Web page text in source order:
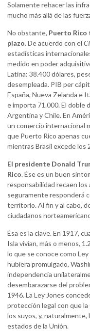
Solamente rehacer las
mucho más allá de las
No obstante, Puerto Rico
plazo. De acuerdo con el
estadísticas
medido en poder
Latina: 38.400 dólares,
desempleada. PIB per
España, Nueva Zelanda e
e importa 71.000. El doble
Argentina y Chile. En
un comercio internacional
que Puerto Rico apenas
mientras Brasil excede los
El presidente Donald
Rico. Ése es un buen
responsabilidad recaen
seguramente responderá
territorio. Al fin y al cabo,
ciudadanos
Ésa es la clave. En 1917,
Isla vivían, más o menos,
lo que se conoce como Ley
hubiera promulgado,
independencia
desembarazarse del
1946. La Ley Jones
protección legal con que
los suyos, y, naturalmente,
estados de la Unión.